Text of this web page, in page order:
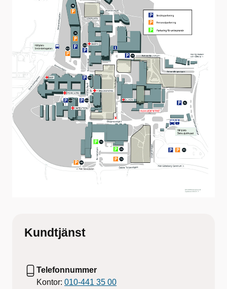
Kundtjänst
Telefonnummer
Kontor: 010-441 35 00